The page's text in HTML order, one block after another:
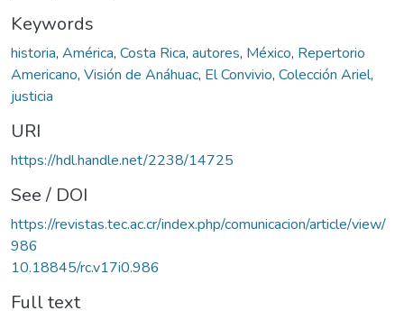
Keywords
historia, América, Costa Rica, autores, México, Repertorio
Americano, Visión de Anáhuac, El Convivio, Colección Ariel,
justicia
URI
https://hdl.handle.net/2238/14725
See / DOI
https://revistas.tec.ac.cr/index.php/comunicacion/article/view/
986
10.18845/rc.v17i0.986
Full text